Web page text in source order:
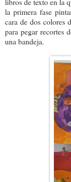
la primera fase
cara de dos colores
para pegar recortes
una bandeja.